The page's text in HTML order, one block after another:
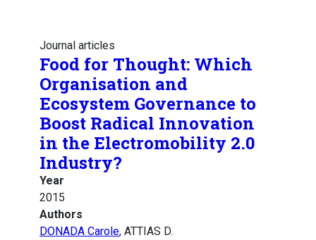
Journal articles
Food for Thought: Which
Organisation and
Ecosystem Governance to
Boost Radical Innovation
in the Electromobility 2.0
Industry?
Year
2015
Authors
DONADA Carole, ATTIAS D.